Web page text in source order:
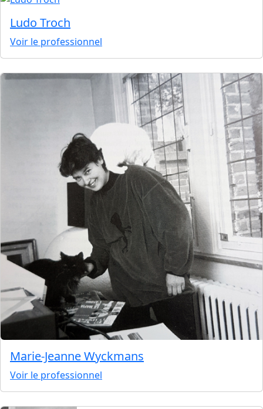
Ludo Troch
Voir le professionnel
Marie-Jeanne Wyckmans
Voir le professionnel